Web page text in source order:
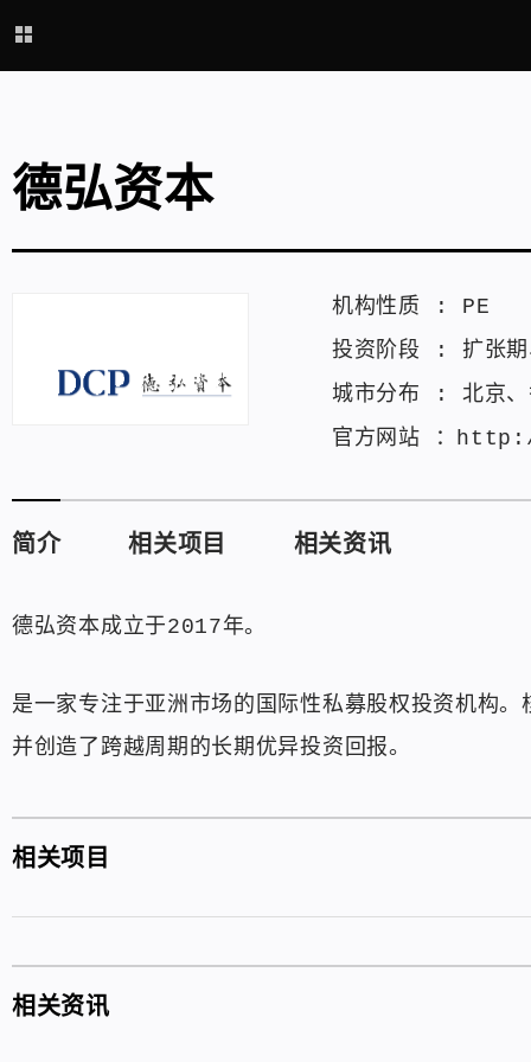
德弘资本
机构性质 : PE
投资阶段 : 扩张期
城市分布 : 北京、
官方网站 ：
简介 相关项目 相关资讯
德弘资本成立于2017年。
是一家专注于亚洲市场的国际性私募股权投资机构
并创造了跨越周期的长期优异投资回报。
相关项目
相关资讯